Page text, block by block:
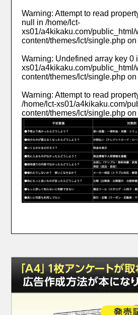
Warning: Attempt to read
null in/home/lct-
xs01/a4kikaku.com/public_html/
content/themes/lct/single.php on
Warning: Undefined array key 0
xs01/a4kikaku.com/public_html/
content/themes/lct/single.php on
Warning: Attempt to read
/home/lct-xs01/a4kikaku.com/
content/themes/lct/single.php on